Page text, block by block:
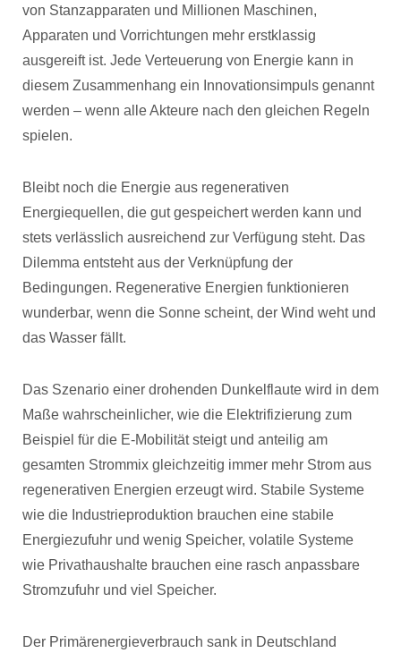
von Stanzapparaten und Millionen Maschinen,
Apparaten und Vorrichtungen mehr erstklassig
ausgereift ist. Jede Verteuerung von Energie kann in
diesem Zusammenhang ein Innovationsimpuls genannt
werden – wenn alle Akteure nach den gleichen Regeln
spielen.
Bleibt noch die Energie aus regenerativen
Energiequellen, die gut gespeichert werden kann und
stets verlässlich ausreichend zur Verfügung steht. Das
Dilemma entsteht aus der Verknüpfung der
Bedingungen. Regenerative Energien funktionieren
wunderbar, wenn die Sonne scheint, der Wind weht und
das Wasser fällt.
Das Szenario einer drohenden Dunkelflaute wird in dem
Maße wahrscheinlicher, wie die Elektrifizierung zum
Beispiel für die E-Mobilität steigt und anteilig am
gesamten Strommix gleichzeitig immer mehr Strom aus
regenerativen Energien erzeugt wird. Stabile Systeme
wie die Industrieproduktion brauchen eine stabile
Energiezufuhr und wenig Speicher, volatile Systeme
wie Privathaushalte brauchen eine rasch anpassbare
Stromzufuhr und viel Speicher.
Der Primärenergieverbrauch sank in Deutschland